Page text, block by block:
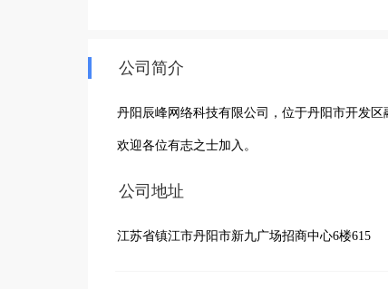
公司简介
丹阳辰峰网络科技有限公司，位于丹阳市开发
欢迎各位有志之士加入。
公司地址
江苏省镇江市丹阳市新九广场招商中心6楼615